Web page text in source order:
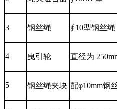
3 钢丝绳 ∮10型钢丝绳
4 曳引轮 直径为
5 钢丝绳夹块 配φ10mm钢